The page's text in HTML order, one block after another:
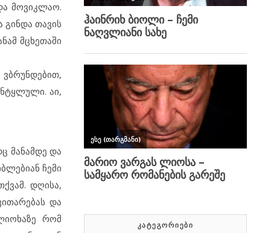
მოვიკლაო.
თავის
მცხეთაში
აი,
მანამდე და
ჩემი
დღისა,
და
რომ
ᲙᲐᲢᲔᲒᲝᲠᲘᲔᲑᲘ